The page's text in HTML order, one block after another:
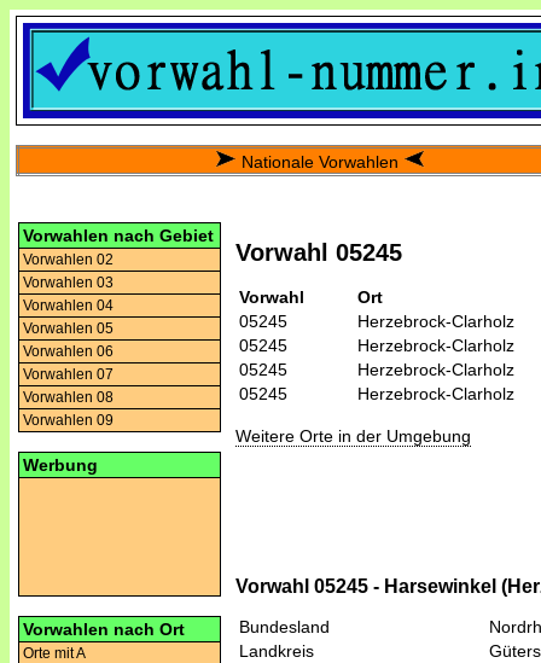
Nationale Vorwahlen
Vorwahlen nach Gebiet
Vorwahlen 02
Vorwahlen 03
Vorwahlen 04
Vorwahlen 05
Vorwahlen 06
Vorwahlen 07
Vorwahlen 08
Vorwahlen 09
Werbung
Vorwahlen nach Ort
Orte mit A
Vorwahl 05245
Vorwahl
Ort
05245
Herzebrock-Clarholz
05245
Herzebrock-Clarholz
05245
Herzebrock-Clarholz
05245
Herzebrock-Clarholz
Weitere Orte in der Umgebung
Vorwahl 05245 - Harsewinkel
Bundesland
Landkreis